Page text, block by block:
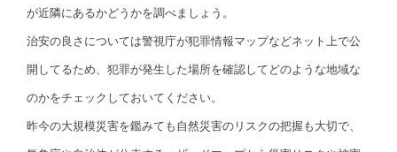
が近隣にあるかどうかを調べましょう。
治安の良さについては警視庁が犯罪情報マップなどネット上で公
開してるため、犯罪が発生した場所を確認してどのような地域な
のかをチェックしておいてください。
昨今の大規模災害を鑑みても自然災害のリスクの把握も大切で、